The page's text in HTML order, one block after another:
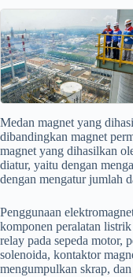
Medan magnet yang
dibandingkan magnet
magnet yang dihasilkan
diatur, yaitu dengan
dengan mengatur jumlah
Penggunaan
komponen peralatan
relay pada sepeda motor,
solenoida, kontaktor
mengumpulkan skrap,